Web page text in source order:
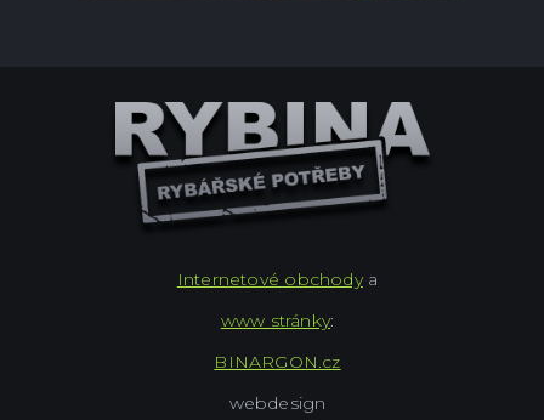
Internetové obchodya
www stránky:
BINARGON.cz
webdesign